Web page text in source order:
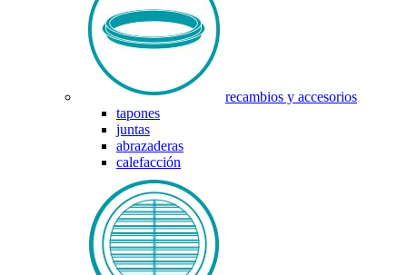
recambios y accesorios
tapones
juntas
abrazaderas
calefacción